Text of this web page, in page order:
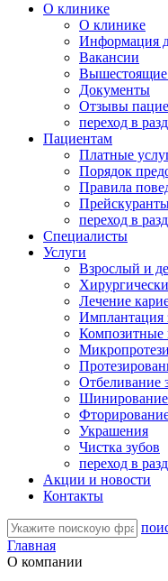
О клинике
О клинике
Информация
Вакансии
Документы
Отзывы
переход в
Пациентам
Платные
Порядок
Правила
переход в
Специалисты
Услуги
Взрослый и
Лечение
Имплантация
Композитные
Отбеливание
Шинирование
Украшения
Чистка зубов
переход в
Акции и новости
Контакты
Главная
О компании